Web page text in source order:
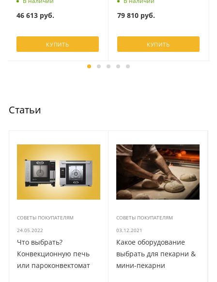
46 613руб.
КУПИТЬ
79 810руб.
КУПИТЬ
Статьи
СОВЕТЫ ПОКУПАТЕЛЯМ
24.05.2022
Что выбрать?
Конвекционную печь
или пароконвектомат
СОВЕТЫ ПОКУПАТЕЛЯМ
03.12.2021
Какое оборудование
выбрать для пекарни &
мини-пекарни